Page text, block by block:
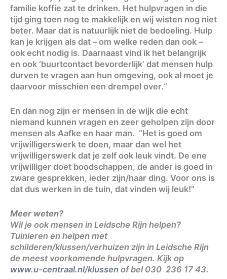
familie koffie zat te drinken. Het hulpvragen in die
tijd ging toen nog te makkelijk en wij wisten nog niet
beter. Maar dat is natuurlijk niet de bedoeling. Hulp
kan je krijgen als dat – om welke reden dan ook –
ook echt nodig is. Daarnaast vind ik het belangrijk
en ook ‘buurtcontact bevorderlijk’ dat mensen hulp
durven te vragen aan hun omgeving, ook al moet je
daarvoor misschien een drempel over.“
En dan nog zijn er mensen in de wijk die echt
niemand kunnen vragen en zeer geholpen zijn door
mensen als Aafke en haar man. “Het is goed om
vrijwilligerswerk te doen, maar dan wel het
vrijwilligerswerk dat je zelf ook leuk vindt. De ene
vrijwilliger doet boodschappen, de ander is goed in
zware gesprekken, ieder zijn/haar ding. Voor ons is
dat dus werken in de tuin, dat vinden wij leuk!”
Meer weten?
Wil je ook mensen in Leidsche Rijn helpen?
Tuinieren en helpen met
schilderen/klussen/verhuizen zijn in Leidsche Rijn
de meest voorkomende hulpvragen. Kijk op
www.u-centraal.nl/klussen of bel 030 236 17 43.